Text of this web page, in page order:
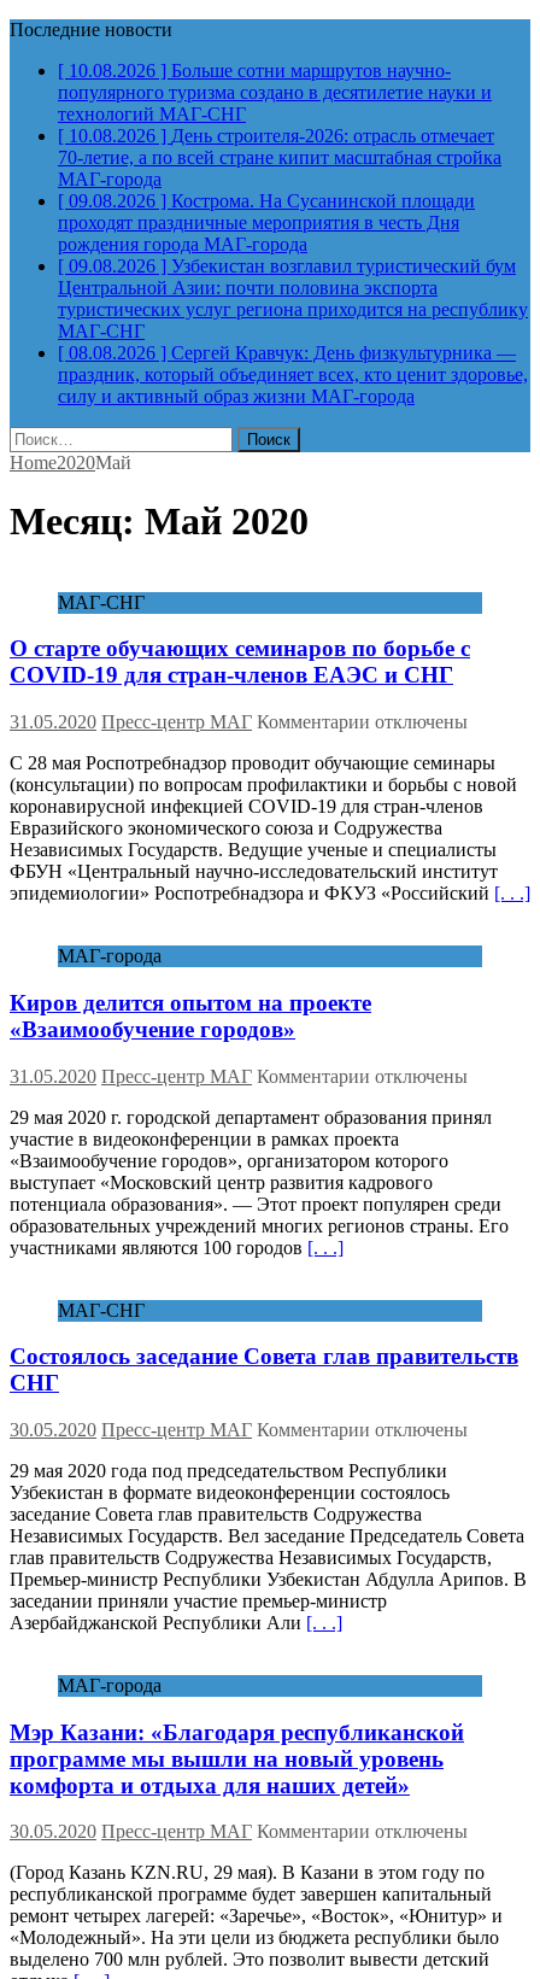
Последние новости
[ 10.08.2026 ] Больше сотни маршрутов научно-
популярного туризма создано в десятилетие науки и
технологий МАГ-СНГ
[ 10.08.2026 ] День строителя‑2026: отрасль отмечает
70‑летие, а по всей стране кипит масштабная стройка
МАГ-города
[ 09.08.2026 ] Кострома. На Сусанинской площади
проходят праздничные мероприятия в честь Дня
рождения города МАГ-города
[ 09.08.2026 ] Узбекистан возглавил туристический бум
Центральной Азии: почти половина экспорта
туристических услуг региона приходится на республику
МАГ-СНГ
[ 08.08.2026 ] Сергей Кравчук: День физкультурника —
праздник, который объединяет всех, кто ценит здоровье,
силу и активный образ жизни МАГ-города
Найти:
Home2020Май
Месяц: Май 2020
МАГ-СНГ
О старте обучающих семинаров по борьбе с
COVID-19 для стран-членов ЕАЭС и СНГ
31.05.2020 Пресс-центр МАГ Комментарии к
О
старте
обучающих
семинаров
по
борьбе
с
членов
отключены
С 28 мая Роспотребнадзор проводит обучающие семинары
(консультации) по вопросам профилактики и борьбы с новой
коронавирусной инфекцией COVID-19 для стран-членов
Евразийского экономического союза и Содружества
Независимых Государств. Ведущие ученые и специалисты
ФБУН «Центральный научно-исследовательский институт
эпидемиологии» Роспотребнадзора и ФКУЗ «Российский [. . .]
МАГ-города
Киров делится опытом на проекте
«Взаимообучение городов»
31.05.2020 Пресс-центр МАГ Комментарии к
Киров
делится
опытом
на
проекте
«Взаимообучение
отключены
29 мая 2020 г. городской департамент образования принял
участие в видеоконференции в рамках проекта
«Взаимообучение городов», организатором которого
выступает «Московский центр развития кадрового
потенциала образования». — Этот проект популярен среди
образовательных учреждений многих регионов страны. Его
участниками являются 100 городов [. . .]
МАГ-СНГ
Состоялось заседание Совета глав правительств
СНГ
30.05.2020 Пресс-центр МАГ Комментарии к
Состоялось
заседание
Совета
глав
правительств
СНГ
отключены
29 мая 2020 года под председательством Республики
Узбекистан в формате видеоконференции состоялось
заседание Совета глав правительств Содружества
Независимых Государств. Вел заседание Председатель Совета
глав правительств Содружества Независимых Государств,
Премьер-министр Республики Узбекистан Абдулла Арипов. В
заседании приняли участие премьер-министр
Азербайджанской Республики Али [. . .]
МАГ-города
Мэр Казани: «Благодаря республиканской
программе мы вышли на новый уровень
комфорта и отдыха для наших детей»
30.05.2020 Пресс-центр МАГ Комментарии к
Мэр
Казани:
«Благодаря
республиканской
программе
отключены
(Город Казань KZN.RU, 29 мая). В Казани в этом году по
республиканской программе будет завершен капитальный
ремонт четырех лагерей: «Заречье», «Восток», «Юнитур» и
«Молодежный». На эти цели из бюджета республики было
выделено 700 млн рублей. Это позволит вывести детский